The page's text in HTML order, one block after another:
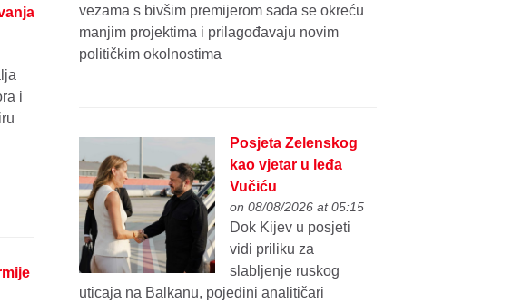
i
vezama s bivšim premijerom sada se okreću
manjim projektima i prilagođavaju novim
političkim okolnostima
Posjeta Zelenskog
kao vjetar u leđa
Vučiću
on 08/08/2026 at 05:15
Dok Kijev u posjeti
vidi priliku za
slabljenje ruskog
uticaja na Balkanu, pojedini analitičari